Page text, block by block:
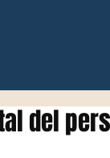
del